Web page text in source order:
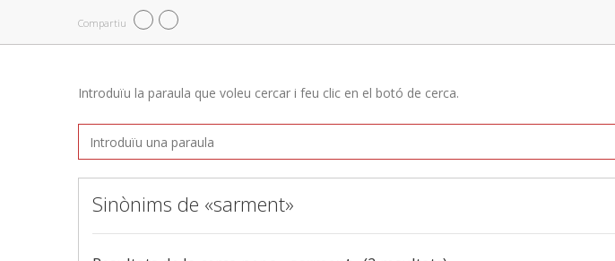
Compartiu
Introduïu la paraula que voleu cercar i feu clic en el botó de cerca.
Sinònims de «sarment»